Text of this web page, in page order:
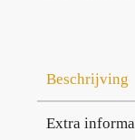
Beschrijving
Extra